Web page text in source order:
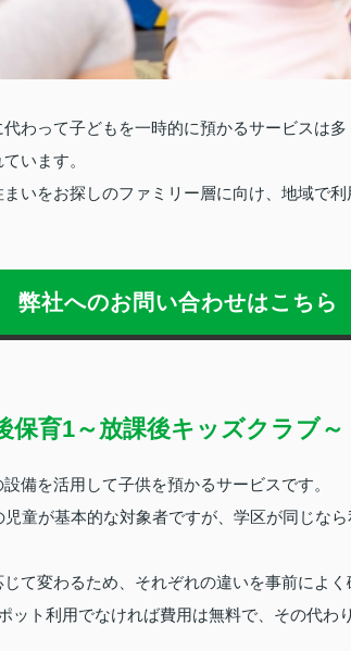
わって子どもを一時的に預かるサービスは
います。
いをお探しのファミリー層に向け、地域で
弊社へのお問い合わせはこちら
保育1～放課後キッズクラブ～
備を活用して子供を預かるサービスです。
童が基本的な対象者ですが、学区が同じな
て変わるため、それぞれの違いを事前によく
ット利用でなければ費用は無料で、その代わ